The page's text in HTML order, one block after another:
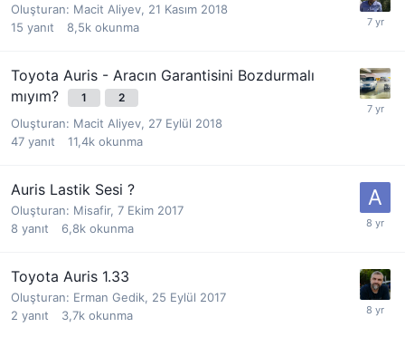
Oluşturan: Macit Aliyev, 21 Kasım 2018
15 yanıt 8,5k okunma
Toyota Auris - Aracın Garantisini Bozdurmalı
mıyım?
1 2
Oluşturan: Macit Aliyev, 27 Eylül 2018
47 yanıt 11,4k okunma
Auris Lastik Sesi ?
Oluşturan: Misafir, 7 Ekim 2017
8 yanıt 6,8k okunma
Toyota Auris 1.33
Oluşturan: Erman Gedik, 25 Eylül 2017
2 yanıt 3,7k okunma